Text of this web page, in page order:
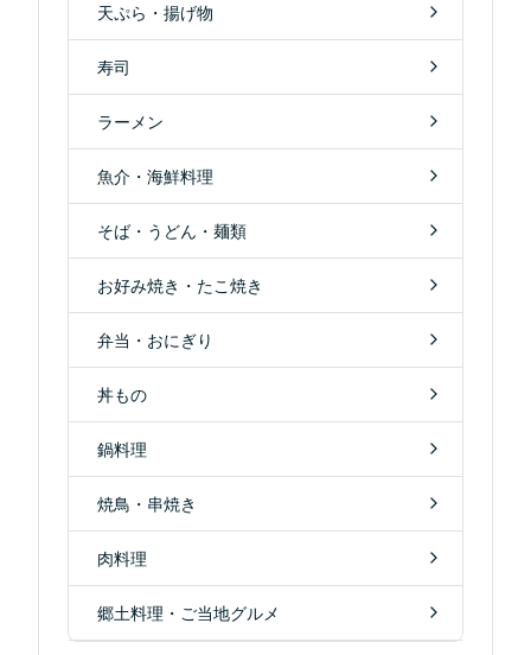
天ぷら・揚げ物
寿司
ラーメン
魚介・海鮮料理
そば・うどん・麺類
お好み焼き・たこ焼き
弁当・おにぎり
丼もの
鍋料理
焼鳥・串焼き
肉料理
郷土料理・ご当地グルメ